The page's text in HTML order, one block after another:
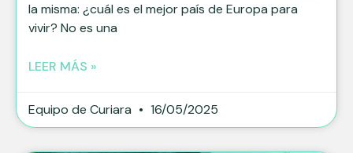
la misma: ¿cuál es el mejor país de Europa para
vivir? No es una
LEER MÁS »
Equipo de Curiara 16/05/2025